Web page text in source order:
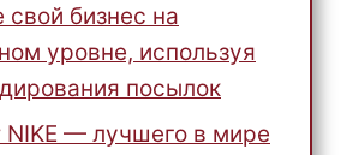
свой бизнес на
уровне, используя
посылок
NIKE — лучшего в мире